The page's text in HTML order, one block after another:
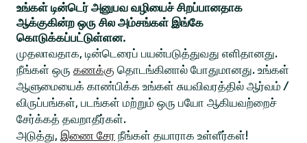
உங்கள் டின்டெர் அனுபவ வழியைச் சிறப்பானதாக
ஆக்குகின்ற ஒரு சில அம்சங்கள் இங்கே
கொடுக்கப்பட்டுள்ளன.
முதலாவதாக, டின்டெரைப் பயன்படுத்துவது எளிதானது.
நீங்கள் ஒரு கணக்கு தொடங்கினால் போதுமானது. உங்கள்
ஆளுமையைக் காண்பிக்க உங்கள் சுயவிவரத்தில் ஆர்வம் /
விருப்பங்கள், படங்கள் மற்றும் ஒரு பயோ ஆகியவற்றைச்
சேர்க்கத் தவறாதீர்கள்.
அடுத்து, இணை சேர நீங்கள் தயாராக உள்ளீர்கள்!